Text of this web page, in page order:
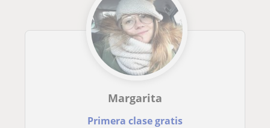
Margarita
Primera clase gratis